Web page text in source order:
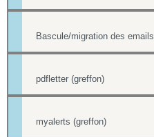
Bascule/migration des emails
pdfletter (greffon)
myalerts (greffon)